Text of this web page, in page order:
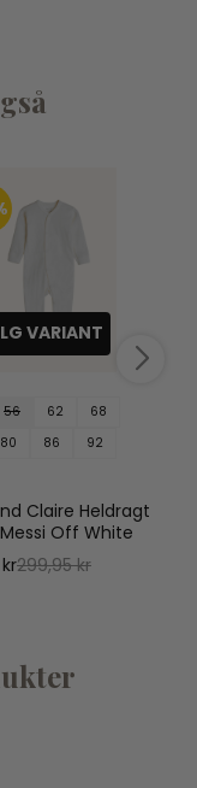
VARIANT
56 62
68
80 86 92
Claire Heldragt
Off White
299,95 kr